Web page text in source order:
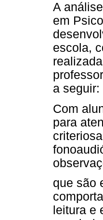
A
em
escola,
a seguir:
Com
para
que são
leitura e